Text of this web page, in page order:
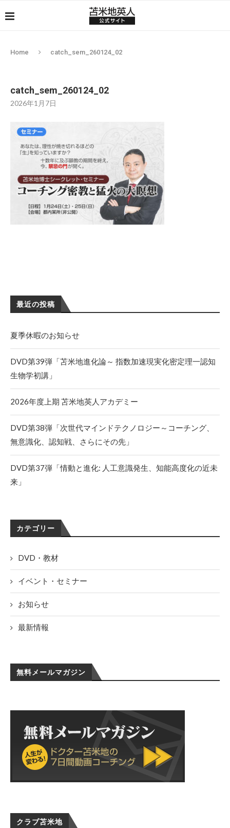
Home catch_sem_260124_02
catch_sem_260124_02
2026年1月7日
最近の投稿
夏季休暇のお知らせ
DVD第39弾「苫米地進化論～ 指数加速現実化密定理一認知
生物学初講」
2026年度上期 苫米地英人アカデミー
DVD第38弾「次世代マインドテクノロジー～コーチング、
無意識化、認知戦、さらにその先」
DVD第37弾「情動と進化: 人工意識発生、知能高度化の近未
来」
カテゴリー
DVD・教材
イベント・セミナー
お知らせ
最新情報
無料メールマガジン
クラブ苫米地